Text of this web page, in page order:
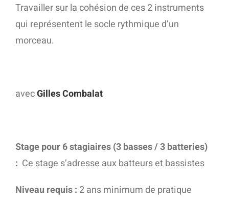
Travailler sur la cohésion de ces 2 instruments
qui représentent le socle rythmique d’un
morceau.
avecGilles Combalat
Stage pour 6 stagiaires (3 basses / 3 batteries)
: Ce stage s’adresse aux batteurs et bassistes
Niveau requis : 2 ans minimum de pratique